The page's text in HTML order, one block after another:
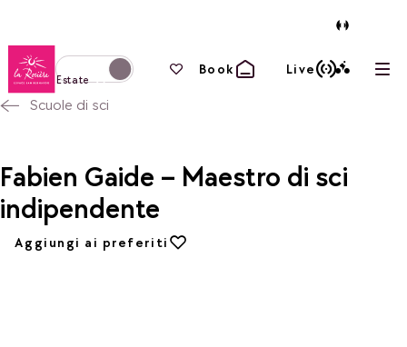
Torna alla home page
Passa alla modalità invernale
Estate
I tuoi preferiti
Book Live
Scuole di sci
Fabien Gaide – Maestro di sci
indipendente
Aggiungi ai preferiti
Aggiungi ai preferiti